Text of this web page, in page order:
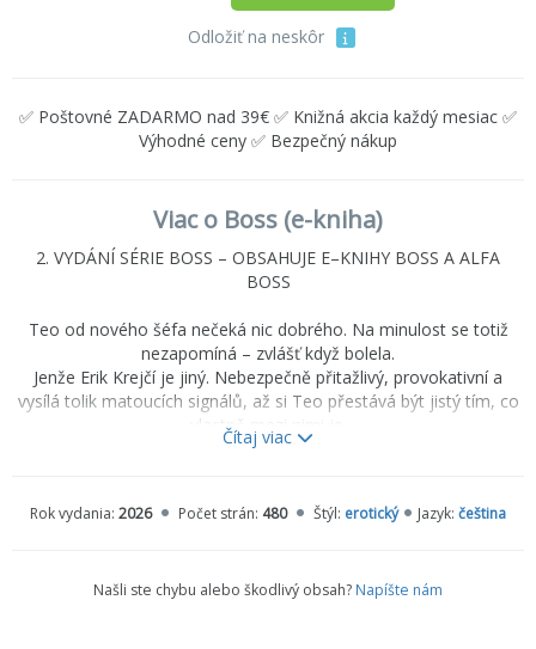
Odložiť na neskôr
✅ Poštovné ZADARMO nad 39€ ✅ Knižná akcia každý mesiac ✅
Výhodné ceny ✅ Bezpečný nákup
Viac o Boss (e-kniha)
2. VYDÁNÍ SÉRIE BOSS – OBSAHUJE E–KNIHY BOSS A ALFA
BOSS
Teo od nového šéfa nečeká nic dobrého. Na minulost se totiž
nezapomíná – zvlášť když bolela.
Jenže Erik Krejčí je jiný. Nebezpečně přitažlivý, provokativní a
vysílá tolik matoucích signálů, až si Teo přestává být jistý tím, co
vlastně mezi nimi je.
Chová se k němu přátelsky, a navíc pokukuje po jeho sestře –
propletené mnohem víc, než se na první pohled zdálo?
Čítaj viac
Rok vydania: 2026 Počet strán: 480 Štýl: erotický Jazyk: čeština
Našli ste chybu alebo škodlivý obsah? Napíšte nám